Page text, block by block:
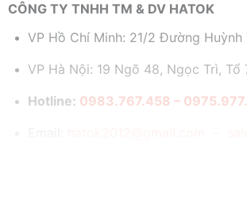
CÔNG TY TNHH TM & DV HATOK
VP Hồ Chí Minh: 21/2 Đường Huỳnh
VP Hà Nội: 19 Ngõ 48, Ngọc Trì, Tổ
Hotline: 0983.767.458 –